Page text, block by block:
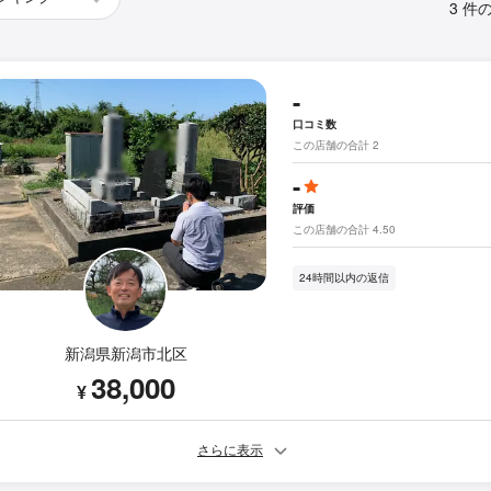
3 件
新潟県新潟市北区
¥38,000
-
口コミ数
この店舗の合計 2
-
評価
この店舗の合計 4.50
24時間以内の返信
さらに表示